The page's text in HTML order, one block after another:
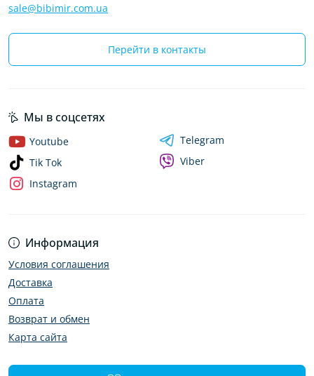
sale@bibimir.com.ua
Перейти в контакты
Информация
Условия соглашения
Доставка
Оплата
Возврат и обмен
Карта сайта
Мы в соцсетях
Youtube
Tik Tok
Instagram
Telegram
Viber